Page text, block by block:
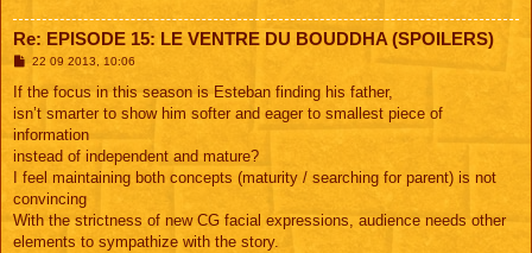
Re: EPISODE 15: LE VENTRE DU BOUDDHA (SPOILERS)
M
s
a
g
22 09 2013, 10:06
If the focus in this season is Esteban finding his father,
isn’t smarter to show him softer and eager to smallest piece of
information
instead of independent and mature?
I feel maintaining both concepts (maturity / searching for parent) is not
convincing
With the strictness of new CG facial expressions, audience needs other
elements to sympathize with the story.